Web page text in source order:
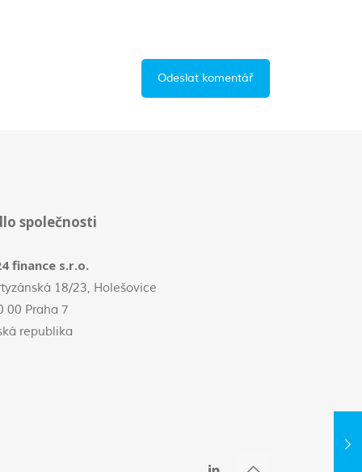
společnosti
finance s.r.o.
18/23, Holešovice
00 Praha 7
republika